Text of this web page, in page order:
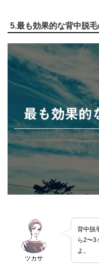
5.最も効果的な背中脱
ツカサ
背中脱
ら2〜3
よ。